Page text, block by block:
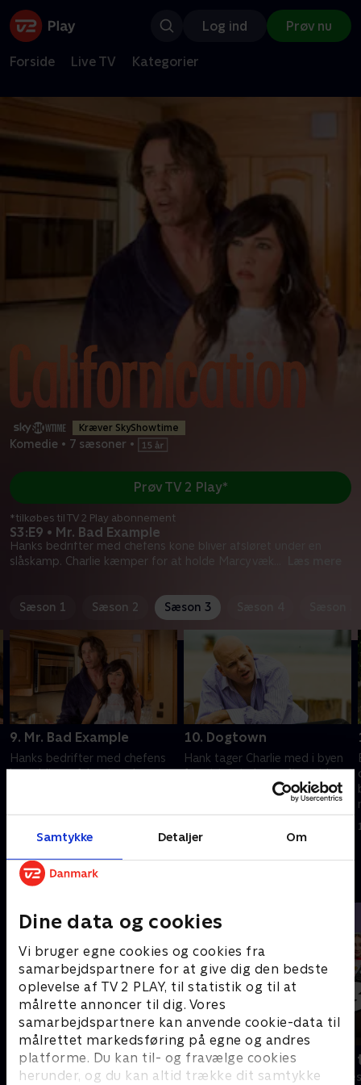
Samtykke Detaljer Om
Dine data og cookies
Vi bruger egne cookies og cookies fra
samarbejdspartnere for at give dig den bedste
oplevelse af TV 2 PLAY, til statistik og til at
målrette annoncer til dig. Vores
samarbejdspartnere kan anvende cookie-data til
målrettet markedsføring på egne og andres
platforme. Du kan til- og fravælge cookies
herunder, og du kan altid trække dit samtykke
Log ind Prøv nu
Forside Live TV Kategorier
Kræver SkyShowtime
Komedie • 7 sæsoner •
S3:E9 • Mr. Bad Example
Hanks bedrifter med chefens kone bliver afsløret under en
slåskamp. Charlie kæmper for at holde Marcy væk
Prøv TV 2 Play*
*tilkøbes til TV 2 Play abonnement
Sæson 1 Sæson 2 Sæson 3
9. Mr. Bad Example
Hanks bedrifter med chefens
kone bliver afsløret under en
kokainafhængige Rick
Springfield.
10. Dogtown
Hank tager Charlie med i byen
for at trøste ham efter, at han
har mistet sit job. De ender
nærdødsoplevelse under et
røveri.
Andre så også
Robssons (dansk tale)
Komedie • 1 sæsoner
Bert (dansk
Komedie • 1